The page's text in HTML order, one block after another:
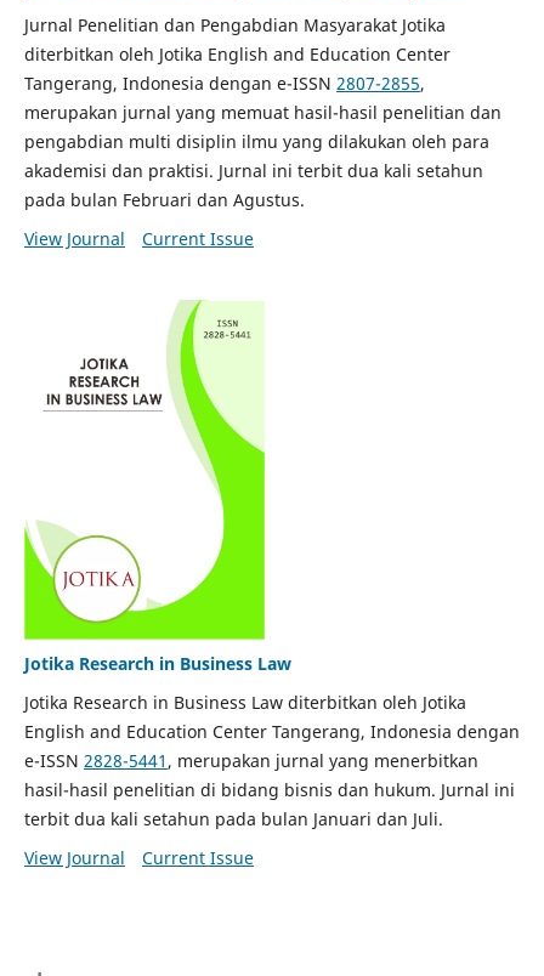
Jurnal Penelitian dan Pengabdian Masyarakat Jotika
diterbitkan oleh Jotika English and Education Center
Tangerang, Indonesia dengan e-ISSN 2807-2855,
merupakan jurnal yang memuat hasil-hasil penelitian dan
pengabdian multi disiplin ilmu yang dilakukan oleh para
akademisi dan praktisi. Jurnal ini terbit dua kali setahun
pada bulan Februari dan Agustus.
View Journal
Current Issue
Jotika Research in Business Law
Jotika Research in Business Law diterbitkan oleh Jotika
English and Education Center Tangerang, Indonesia dengan
e-ISSN 2828-5441 , merupakan jurnal yang menerbitkan
hasil-hasil penelitian di bidang bisnis dan hukum. Jurnal ini
terbit dua kali setahun pada bulan Januari dan Juli.
View Journal
Current Issue